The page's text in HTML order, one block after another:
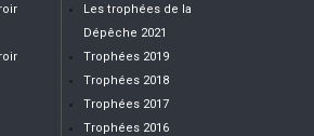
Les trophées de la
Dépêche 2021
Trophées 2019
Trophées 2018
Trophées 2017
Trophées 2016